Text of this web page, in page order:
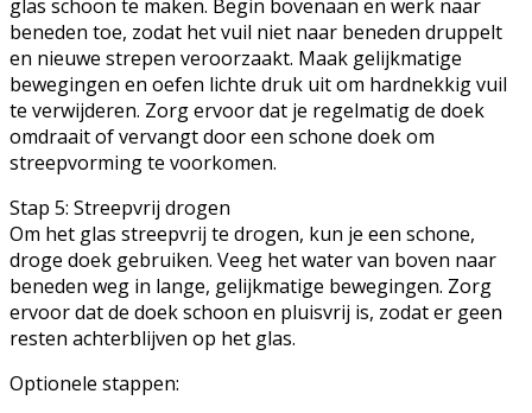
glas schoon te maken. Begin bovenaan en werk naar
beneden toe, zodat het vuil niet naar beneden druppelt
en nieuwe strepen veroorzaakt. Maak gelijkmatige
bewegingen en oefen lichte druk uit om hardnekkig vuil
te verwijderen. Zorg ervoor dat je regelmatig de doek
omdraait of vervangt door een schone doek om
streepvorming te voorkomen.
Stap 5: Streepvrij drogen
Om het glas streepvrij te drogen, kun je een schone,
droge doek gebruiken. Veeg het water van boven naar
beneden weg in lange, gelijkmatige bewegingen. Zorg
ervoor dat de doek schoon en pluisvrij is, zodat er geen
resten achterblijven op het glas.
Optionele stappen: